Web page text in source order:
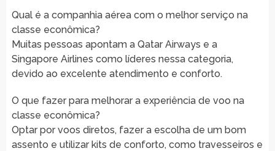
Qual é a companhia aérea com o melhor serviço na
classe econômica?
Muitas pessoas apontam a Qatar Airways e a
Singapore Airlines como líderes nessa categoria,
devido ao excelente atendimento e conforto.
O que fazer para melhorar a experiência de voo na
classe econômica?
Optar por voos diretos, fazer a escolha de um bom
assento e utilizar kits de conforto, como travesseiros e